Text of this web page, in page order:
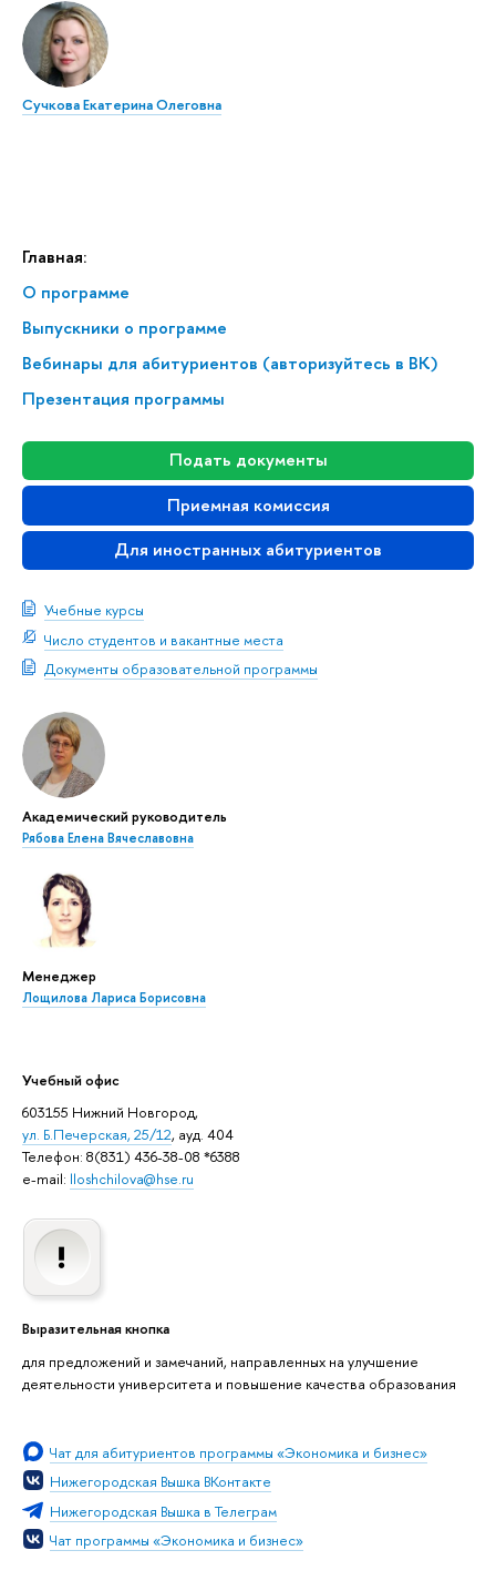
Главная:
О программе
Выпускники о программе
Вебинары для абитуриентов (авторизуйтесь в ВК)
Презентация программы
Подать документы
Приемная комиссия
Для иностранных абитуриентов
Учебные курсы
Число студентов и вакантные места
Документы образовательной программы
Академический руководитель
Рябова Елена Вячеславовна
Менеджер
Лощилова Лариса Борисовна
Учебный офис
603155 Нижний Новгород,
ул. Б.Печерская, 25/12, ауд. 404
Телефон: 8(831) 436-38-08 *6388
e-mail: lloshchilova@hse.ru
Выразительная кнопка
для предложений и замечаний, направленных на улучшение
деятельности университета и повышение качества образования
Чат для абитуриентов программы «Экономика и бизнес»
Нижегородская Вышка ВКонтакте
Нижегородская Вышка в Телеграм
Чат программы «Экономика и бизнес»
Сучкова Екатерина Олеговна